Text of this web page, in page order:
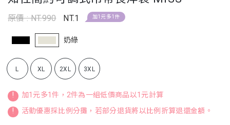
原價 : NT.990 NT.1 加1元多1件
奶綠
L XL 2XL 3XL
!
加1元多1件，2件為一組低價商品以1元計算
!
活動優惠採比例分攤，若部分退貨將以比例折算退還金額。